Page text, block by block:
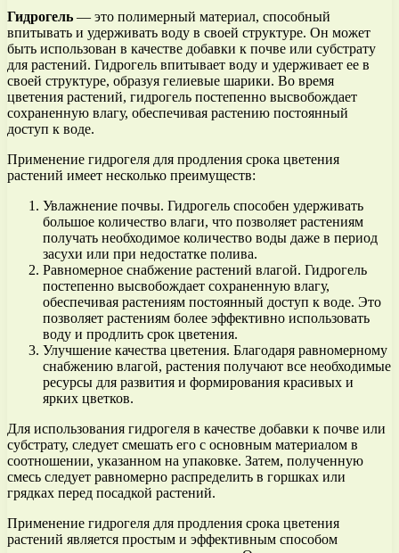
Гидрогель — это полимерный материал, способный
впитывать и удерживать воду в своей структуре. Он может
быть использован в качестве добавки к почве или субстрату
для растений. Гидрогель впитывает воду и удерживает ее в
своей структуре, образуя гелиевые шарики. Во время
цветения растений, гидрогель постепенно высвобождает
сохраненную влагу, обеспечивая растению постоянный
доступ к воде.
Применение гидрогеля для продления срока цветения
растений имеет несколько преимуществ:
Увлажнение почвы. Гидрогель способен удерживать
большое количество влаги, что позволяет растениям
получать необходимое количество воды даже в период
засухи или при недостатке полива.
Равномерное снабжение растений влагой. Гидрогель
постепенно высвобождает сохраненную влагу,
обеспечивая растениям постоянный доступ к воде. Это
позволяет растениям более эффективно использовать
воду и продлить срок цветения.
Улучшение качества цветения. Благодаря равномерному
снабжению влагой, растения получают все необходимые
ресурсы для развития и формирования красивых и
ярких цветков.
Для использования гидрогеля в качестве добавки к почве или
субстрату, следует смешать его с основным материалом в
соотношении, указанном на упаковке. Затем, полученную
смесь следует равномерно распределить в горшках или
грядках перед посадкой растений.
Применение гидрогеля для продления срока цветения
растений является простым и эффективным способом